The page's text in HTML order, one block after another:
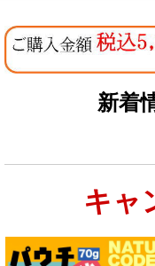
なちゅのオリジナルセッ
お試しドライフー
特集：大型犬＆
特集 グリーントライプ
新着
キャ